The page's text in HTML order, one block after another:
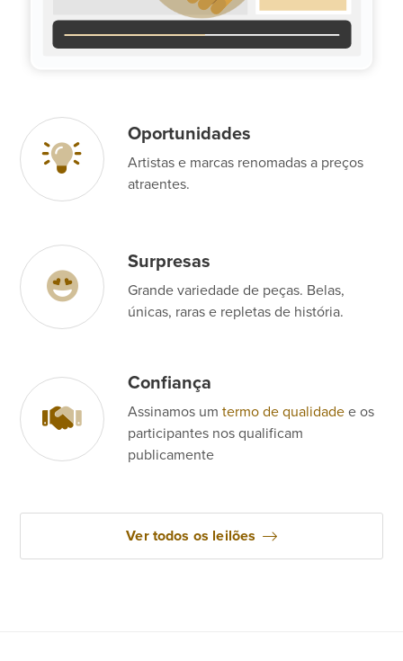
Oportunidades
Artistas e marcas renomadas a preços
atraentes.
Surpresas
Grande variedade de peças. Belas,
únicas, raras e repletas de história.
Confiança
Assinamos umtermo de qualidade e os
participantes nos qualificam
publicamente
Ver todos os leilões